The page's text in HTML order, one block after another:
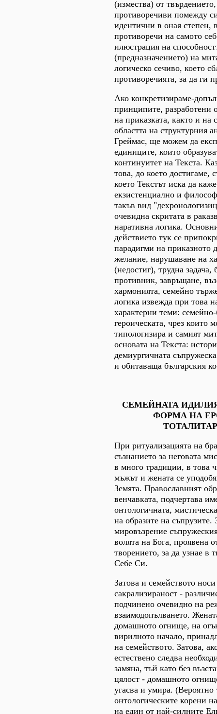
(измества) от
противоречиви помежду
идентични в оная степен,
противоречи на самото
илюстрация на
(предназначението) на
логическо сечиво, което
противоречията, за да ги
Ако конкретизираме-
принципите, разработени
на приказката, както и на
областта на структурния
Греймас, ще можем да
единиците, които
континуитет на Текста.
това, до което достигаме,
което Текстът иска да
екзистенциално и
такъв вид
очевидна скритата в
наративна логика.
действието тук се
парадигми на приказното
желание, нарушаване на
(недостиг), трудна задача,
противник, завръщане,
хармонията, семейно
логика извежда при това
характерни теми:
героическата, чрез които
типологизира и самият
основата на Текста:
демиургичната
и обитаваща българския
СЕМЕЙНАТА
ФОРМА НА
При ритуализацията на
съзнанието за неговата
в много традиции, в това
мъжът и жената се
Земята. Православният
венчавката, подчертава
онтологичната,
на образите на съпрузите.
мировъзрение
волята на Бога, проявена
творението, за да узнае в
Себе Си.
Затова и семейството
сакрализираност -
подчинено очевидно на
взаимодопълването.
домашното огнище, на
вирилното начало,
на семейството. Затова,
естествено следва
замяна, тъй като без
цялост - домашното
угасва и умира. (Вероятно
онтологическите корени
на един от най-силните